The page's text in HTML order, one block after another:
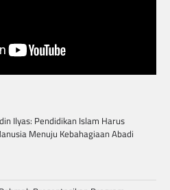
Ilyas: Pendidikan Islam Harus
Menuju Kebahagiaan Abadi